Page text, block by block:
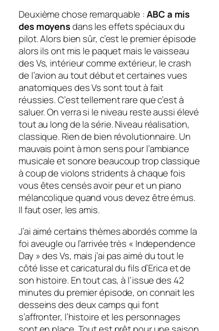
Deuxième chose remarquable :ABC a mis
des moyensdans les effets spéciaux du
pilot. Alors bien sûr, c’est le premier épisode
alors ils ont mis le paquet mais le vaisseau
des Vs, intérieur comme extérieur, le crash
de l’avion au tout début et certaines vues
anatomiques des Vs sont tout à fait
réussies. C’est tellement rare que c’est à
saluer. On verra si le niveau reste aussi élevé
tout au long de la série. Niveau réalisation,
classique. Rien de bien révolutionnaire. Un
mauvais point à mon sens pour l’ambiance
musicale et sonore beaucoup trop classique
à coup de violons stridents à chaque fois
vous êtes censés avoir peur et un piano
mélancolique quand vous devez être émus.
Il faut oser, les amis.
J’ai aimé certains thèmes abordés comme la
foi aveugle ou l’arrivée très « Independence
Day » des Vs, mais j’ai pas aimé du tout le
côté lisse et caricatural du fils d’Erica et de
son histoire. En tout cas, à l’issue des 42
minutes du premier épisode, on connait les
desseins des deux camps qui font
s’affronter, l’histoire et les personnages